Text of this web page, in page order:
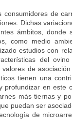
de
Dichas
ámbitos, donde
como medio
estudios con
del ovino
de
tienen una
en este
más tiernas y
puedan ser
de